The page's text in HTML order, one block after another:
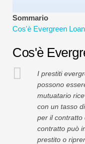
Modulo completo
Tutorial sulla
Sommario
Cos'è Evergreen
Cos'è
I prestiti
possono
mutuatario
con un tasso
per il contratto
contratto può
prestito o